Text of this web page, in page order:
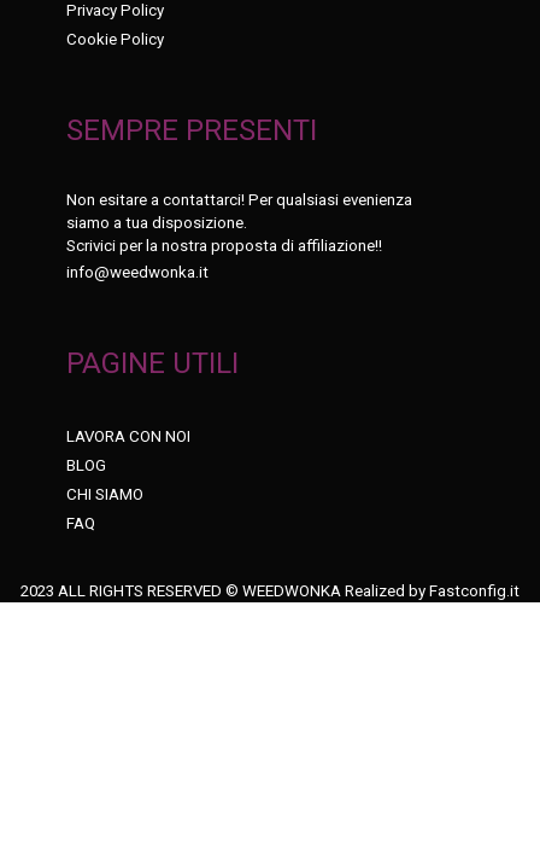
Privacy Policy
Cookie Policy
SEMPRE PRESENTI
Non esitare a contattarci! Per qualsiasi evenienza
siamo a tua disposizione.
Scrivici per la nostra proposta di affiliazione!!
info@weedwonka.it
PAGINE UTILI
LAVORA CON NOI
BLOG
CHI SIAMO
FAQ
2023 ALL RIGHTS RESERVED © WEEDWONKA Realized by Fastconfig.it